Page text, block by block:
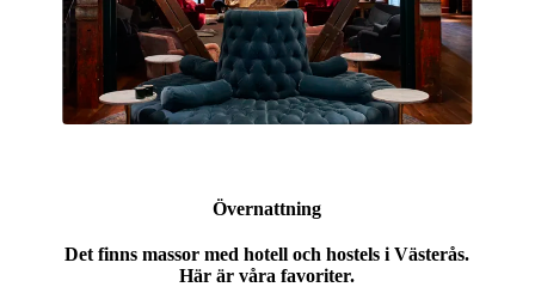
Övernattning
Det finns massor med hotell och hostels i Västerås.
Här är våra favoriter.